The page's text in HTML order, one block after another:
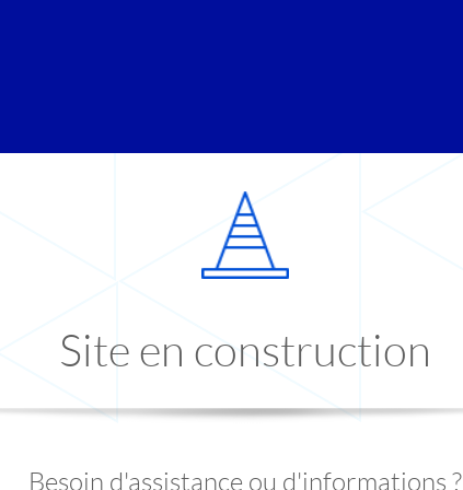
Site en construction
Besoin d'assistance ou d'informations ?